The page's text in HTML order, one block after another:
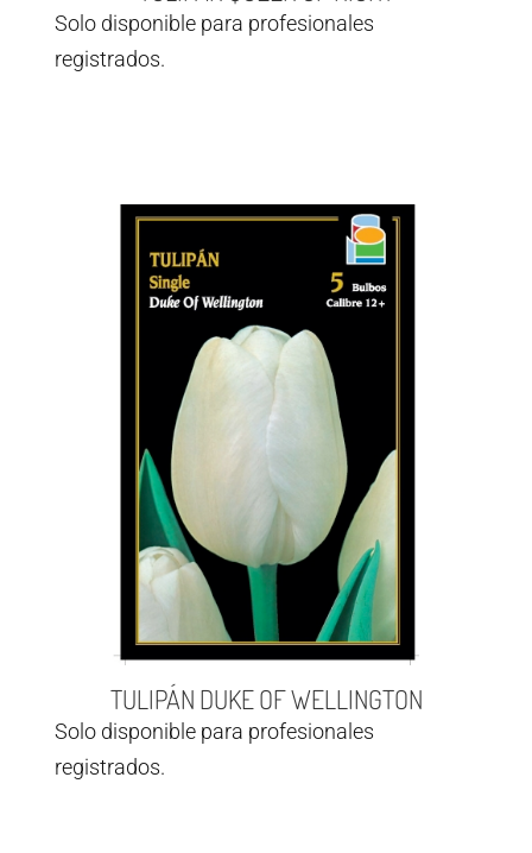
Solo disponible para profesionales
registrados.
TULIPÁN DUKE OF WELLINGTON
Solo disponible para profesionales
registrados.